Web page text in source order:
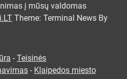
į mūsų valdomas
Theme: Terminal News By
- Teisinės
- Klaipedos miesto